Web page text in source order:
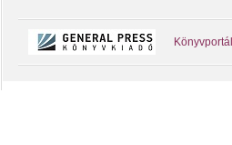
Könyvportál